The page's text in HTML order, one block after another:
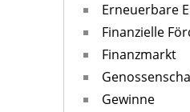
Erneuerbare
Finanzielle
Finanzmarkt
Gewinne